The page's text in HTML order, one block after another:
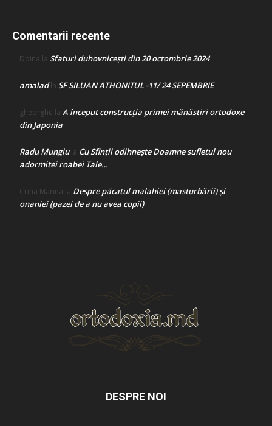
Comentarii recente
Doina la Sfaturi duhovnicești din 20 octombrie 2024
amaladla SF SILUAN ATHONITUL -11/ 24 SEPEMBRIE
gheorghe la A început construcţia primei mănăstiri ortodoxe
din Japonia
Radu Mungiula Cu Sfinții odihnește Doamne sufletul nou
adormitei roabei Tale…
Crina Marina la Despre păcatul malahiei (masturbării) şi
onaniei (pazei de a nu avea copii)
DESPRE NOI